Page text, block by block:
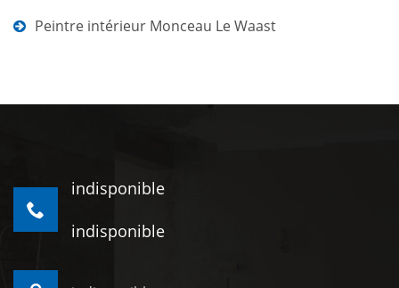
Peintre intérieur Monceau Le Waast
indisponible
indisponible